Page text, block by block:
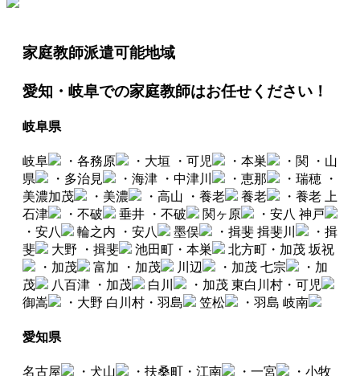
家庭教師派遣可能地域
愛知・岐阜での家庭教師はお任せください！
岐阜県
岐阜 ・各務原 ・大垣 ・可児 ・本巣 ・関
・山
県
・多治見 ・海津 ・中津川 ・恵那 ・瑞穂 ・
美濃加茂
・美濃 ・高山 ・養老 養老 ・養老 上
石津
・不破 垂井 ・不破 関ヶ原 ・安八 神戸
・安八
輪之内 ・安八 墨俣 ・揖斐 揖斐川
・揖
斐
大野 ・揖斐 池田町・本巣 北方町・加茂 坂祝
・加茂
富加 ・加茂 川辺 ・加茂 七宗
・加
茂
八百津 ・加茂 白川 ・加茂 東白川村・可児
御嵩
・大野 白川村・羽島 笠松 ・羽島 岐南
愛知県
名古屋 ・犬山 ・扶桑町・江南 ・一宮 ・小牧